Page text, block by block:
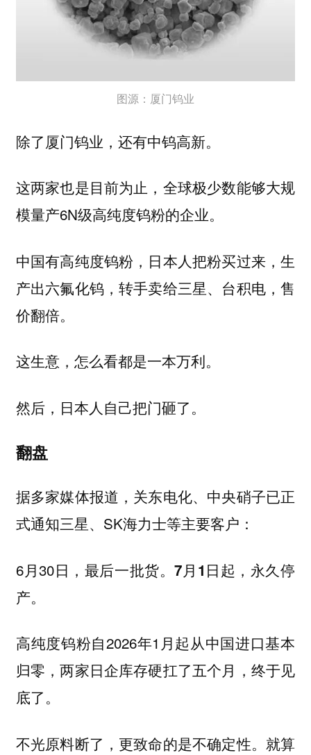
图源：厦门钨业
除了厦门钨业，还有中钨高新。
这两家也是目前为止，全球极少数能够大规
模量产6N级高纯度钨粉的企业。
中国有高纯度钨粉，日本人把粉买过来，生
产出六氟化钨，转手卖给三星、台积电，售
价翻倍。
这生意，怎么看都是一本万利。
然后， 日本人自己把门砸了。
翻盘
据多家媒体报道，关东电化、中央硝子已正
式通知三星、SK海力士等主要客户：
6月30日，最后一批货。7月1日起，永久停
产。
高纯度钨粉自2026年1月起从中国进口基本
归零，两家日企库存硬扛了五个月，终于见
底了。
不光原料断了，更致命的是不确定性。就算